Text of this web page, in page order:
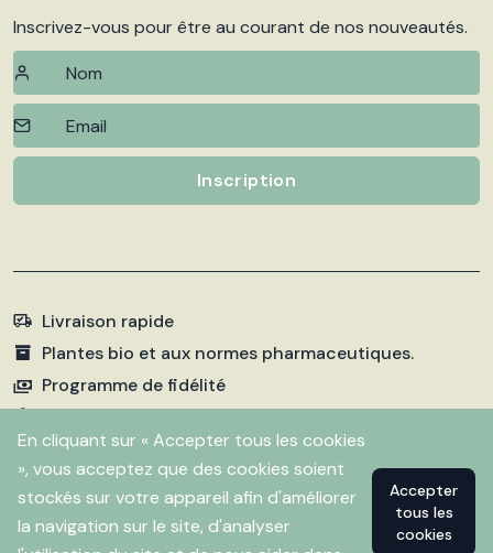
En cliquant sur « Accepter tous les cookies
», vous acceptez que des cookies soient
stockés sur votre appareil afin d'améliorer
la navigation sur le site, d'analyser
Accepter
tous les
cookies
Inscrivez-vous pour être au courant de nos nouveautés.
Inscription
Livraison rapide
Plantes bio et aux normes pharmaceutiques.
Programme de fidélité
Paiements sécurisés
2026 Pharmacie Fleurentin. Propulsé par Flitbix.com